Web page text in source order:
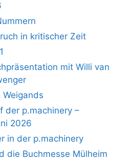
in kritischer Zeit
mit Willi van
Weigands
der p.machinery –
2026
in der p.machinery
die Buchmesse Mülheim